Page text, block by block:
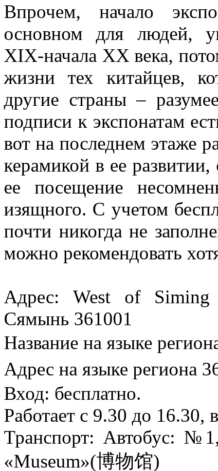
Впрочем, начало
основном для людей,
XIX-начала XX века,
жизни тех китайцев,
другие страны –
подписи к экспонатам
вот на последнем этаже
керамикой в ее
ее посещение
изящного. С учетом
почти никогда не
можно рекомендовать
Адрес: West of
Сямынь 361001
Название на языке
Адрес на языке региона
Вход: бесплатно.
Работает с 9.30 до 16.30,
Транспорт: Автобус:
«Museum»(博物馆)